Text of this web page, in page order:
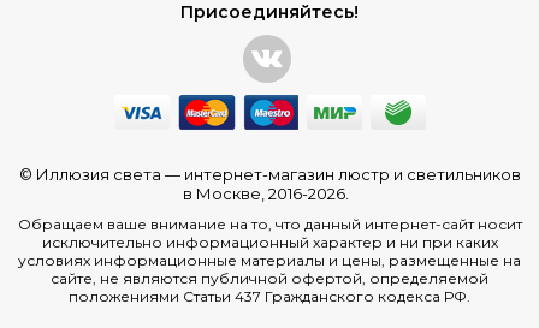
Присоединяйтесь!
© Иллюзия света — интернет-магазин люстр и светильников
в Москве , 2016-2026.
Обращаем ваше внимание на то, что данный интернет-сайт носит
исключительно информационный характер и ни при каких
условиях информационные материалы и цены, размещенные на
сайте, не являются публичной офертой, определяемой
положениями Статьи 437 Гражданского кодекса РФ.